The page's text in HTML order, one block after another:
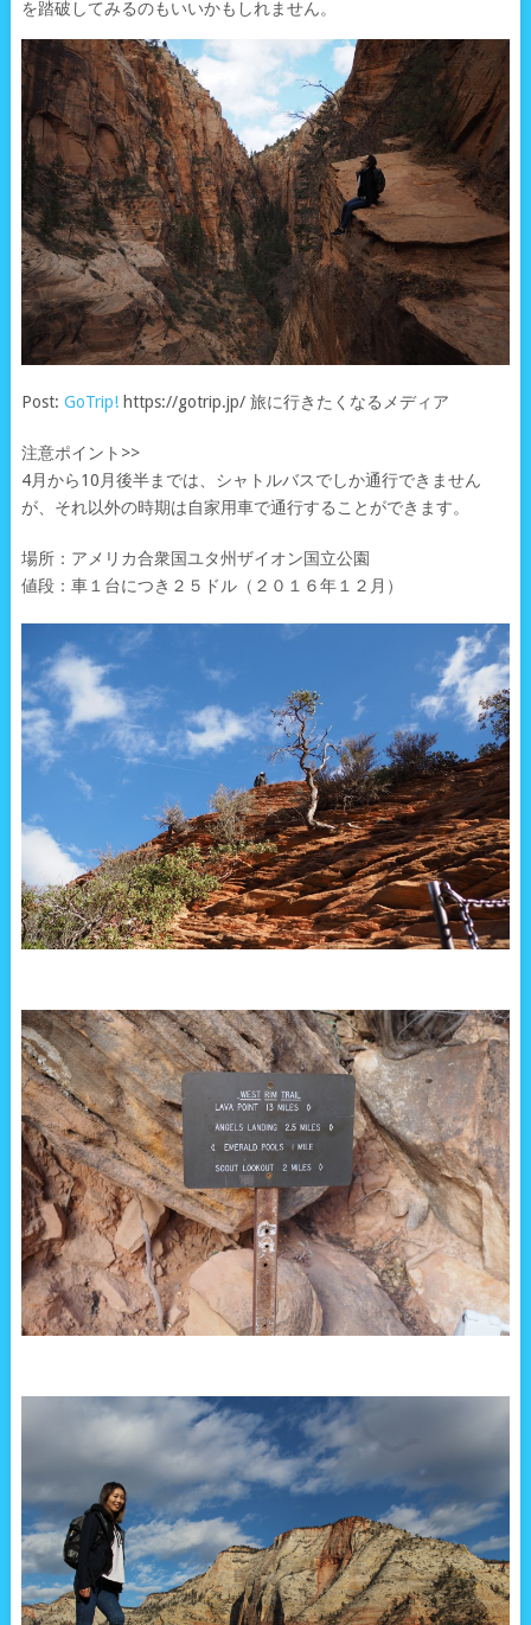
を踏破してみるのもいいかもしれません。
Post: GoTrip!https://gotrip.jp/ 旅に行きたくなるメディア
注意ポイント>>
4月から10月後半までは、シャトルバスでしか通行できません
が、それ以外の時期は自家用車で通行することができます。
場所：アメリカ合衆国ユタ州ザイオン国立公園
値段：車１台につき２５ドル（２０１６年１２月）